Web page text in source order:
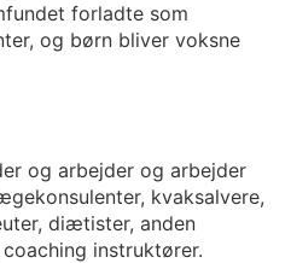
forladte som
og børn bliver voksne
og arbejder og arbejder
kvaksalvere,
diætister, anden
instruktører.